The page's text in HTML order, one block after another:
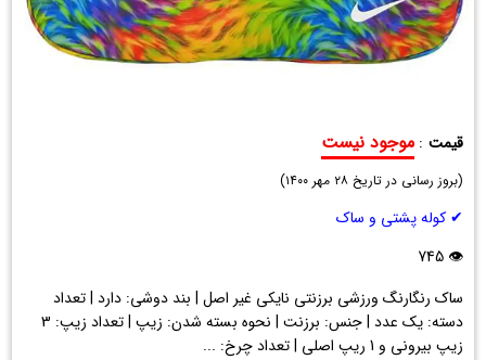
قیمت
ساک
ورزشی
Professional
: موجود نیست
(بروز رسانی در تاریخ۲۸ مهر ۱۴۰۰ )
✔ کوله پشتی و ساک
👁 745
ساک رنگارنگ ورزشی برزنتی نایکی غیر اصل | بند دوشی: دارد | تعداد
دسته: یک عدد | جنس: برزنت | نحوه بسته شدن: زیپ | تعداد زیپ: 3
زیپ بیرونی و 1 ریپ اصلی | تعداد چرخ: ...